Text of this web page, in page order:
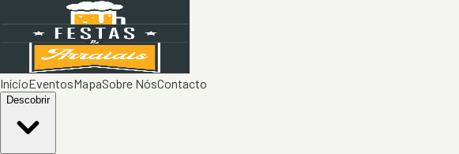
InícioEventosMapaSobre NósContacto
Descobrir